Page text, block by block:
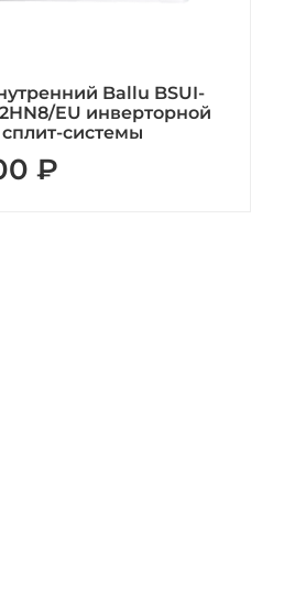
Ballu BSUI-
EU инверторной
сплит-системы
₽